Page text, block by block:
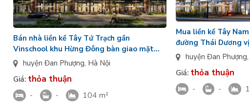
Bán nhà liền kề Tây Tứ Trạch gần
Vinschool khu Hừng Đông bàn giao mặt
ngoài KD tốt Vin Wonder City
huyện Đan Phượng, Hà Nội
Giá: thỏa thuận
- - 104 m²
Mua liền kề Tây
đường Thái Dương
80m2 Vin Wonder
huyện Đan Phượng,
Giá: thỏa thuận
- -